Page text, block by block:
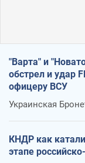
"Варта" и
обстрел и удар
офицеру ВСУ
Украинская
КНДР как
этапе